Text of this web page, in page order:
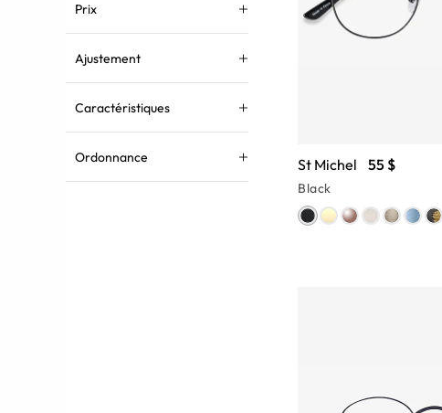
Prix
Ajustement
Caractéristiques
Ordonnance St Michel 55 $
Black